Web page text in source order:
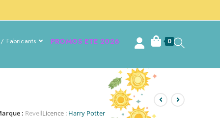
Fabricants PROMOS ETE 2026 0
: RevellLicence : Harry Potter